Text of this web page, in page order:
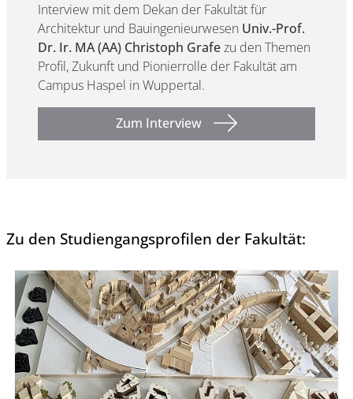
Interview mit dem Dekan der Fakultät für
Architektur und Bauingenieurwesen Univ.-Prof.
Dr. Ir. MA (AA) Christoph Grafezu den Themen
Profil, Zukunft und Pionierrolle der Fakultät am
Campus Haspel in Wuppertal.
Zum Interview
Zu den Studiengangsprofilen der Fakultät: